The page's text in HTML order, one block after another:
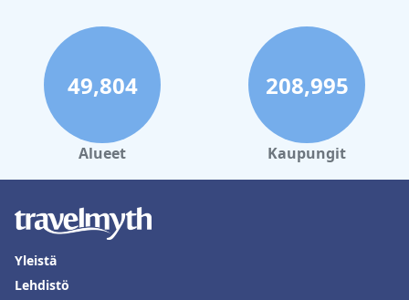
49,804
Alueet
208,995
Kaupungit
Yleistä
Lehdistö